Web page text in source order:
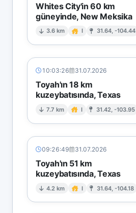
Whites City'in 60 km
güneyinde, New Meksika
3.6 km I 31.64, -104.44
10:03:26 31.07.2026
Toyah'ın 18 km
kuzeybatısında, Texas
7.7 km I 31.42, -103.95
09:26:49 31.07.2026
Toyah'ın 51 km
kuzeybatısında, Texas
4.2 km I 31.64, -104.18